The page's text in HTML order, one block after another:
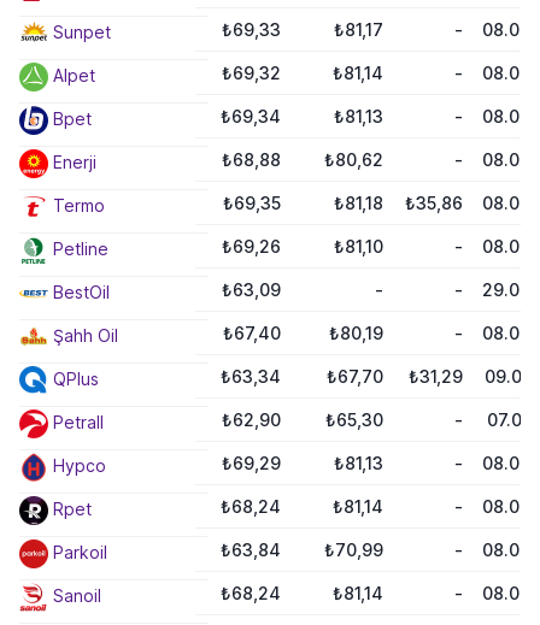
Sunpet ₺69,33 ₺81,17 -
Alpet ₺69,32 ₺81,14 -
Bpet ₺69,34 ₺81,13 -
Enerji ₺68,88 ₺80,62 -
Termo ₺69,35 ₺81,18 ₺35,86
Petline ₺69,26 ₺81,10 -
BestOil ₺63,09 - -
Şahh Oil ₺67,40 ₺80,19 -
QPlus ₺63,34 ₺67,70 ₺31,29
Petrall ₺62,90 ₺65,30 -
Hypco ₺69,29 ₺81,13 -
Rpet ₺68,24 ₺81,14 -
Parkoil ₺63,84 ₺70,99 -
Sanoil ₺68,24 ₺81,14 -